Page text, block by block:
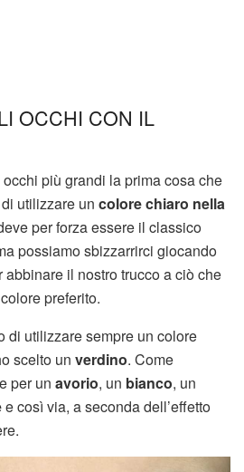
OCCHI CON IL
più grandi la prima cosa che
utilizzare un colore chiaro nella
per forza essere il classico
possiamo sbizzarrirci giocando
il nostro trucco a ciò che
preferito.
di utilizzare sempre un colore
scelto un verdino. Come
per un avorio, un bianco, un
e così via, a seconda dell’effetto